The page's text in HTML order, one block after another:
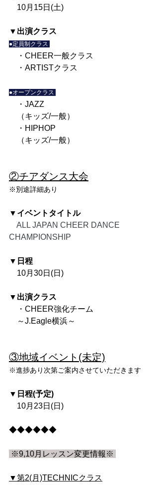
10月15日(土)
▼出演クラス
●定員制クラス
・CHEER一般クラス
・ARTISTクラス
●オープンクラス
・JAZZ
（キッズ/一般）
・HIPHOP
（キッズ/一般）
②チアダンス大会
※別途詳細あり
▼イベントタイトル
ALL JAPAN CHEER DANCE
CHAMPIONSHIP
▼日程
10月30日(日)
▼出演クラス
・CHEER強化チーム
～J.Eagle横浜～
③地域イベント(未定)
※進捗あり次第ご案内させていただきます
▼日程(予定)
10月23日(日)
◆◆◆◆◆◆
※9,10月レッスン変更情報※
▼第2(月)TECHNICクラス